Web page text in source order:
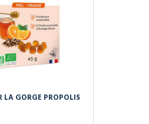
LA GORGE PROPOLIS